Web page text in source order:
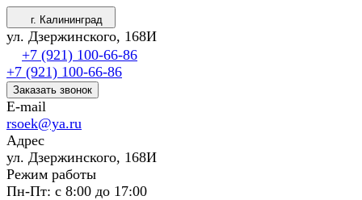
г. Калининград
ул. Дзержинского, 168И
+7 (921) 100-66-86
+7 (921) 100-66-86
Заказать звонок
E-mail
rsoek@ya.ru
Адрес
ул. Дзержинского, 168И
Режим работы
Пн-Пт: с 8:00 до 17:00